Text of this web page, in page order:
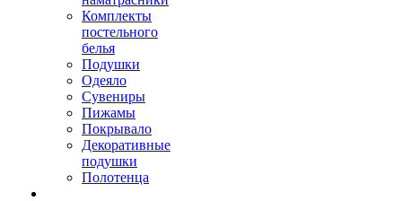
Комплекты
постельного
белья
Подушки
Одеяло
Сувениры
Пижамы
Покрывало
Декоративные
подушки
Полотенца